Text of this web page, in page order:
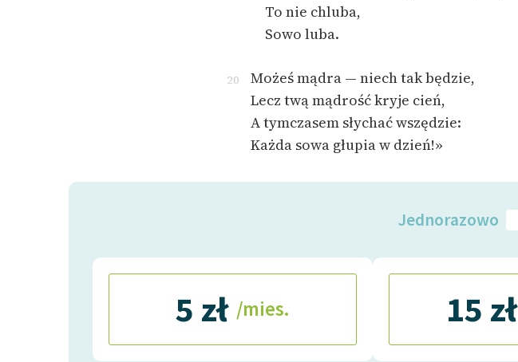
To nie chluba,
Sowo luba.
20
Możeś mądra — niech tak będzie,
Lecz twą mądrość kryje cień,
A tymczasem słychać wszędzie:
Każda sowa głupia w dzień!»
Jednorazowo
5 zł /mies. 15 zł